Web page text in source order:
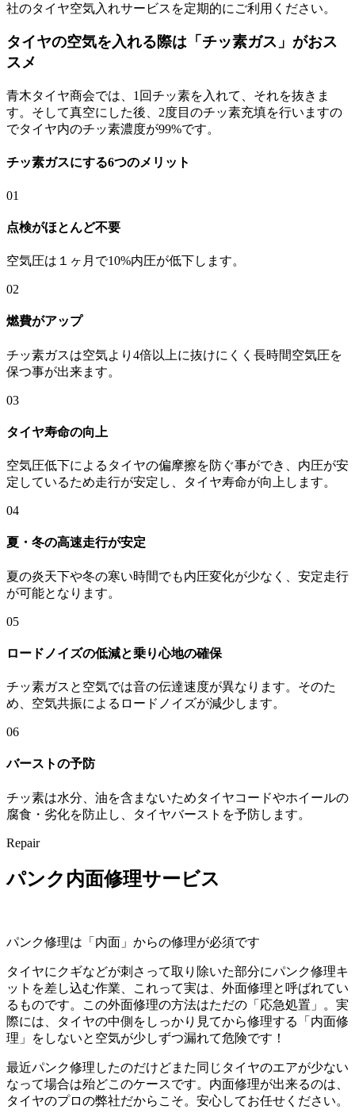
社のタイヤ空気入れサービスを定期的にご利用ください。
タイヤの空気を入れる際は「チッ素ガス」がおス
スメ
青木タイヤ商会では、1回チッ素を入れて、それを抜きま
す。そして真空にした後、2度目のチッ素充填を行いますの
でタイヤ内のチッ素濃度が99%です。
チッ素ガスにする6つのメリット
01
点検がほとんど不要
空気圧は１ヶ月で10%内圧が低下します。
02
燃費がアップ
チッ素ガスは空気より4倍以上に抜けにくく長時間空気圧を
保つ事が出来ます。
03
タイヤ寿命の向上
空気圧低下によるタイヤの偏摩擦を防ぐ事ができ、内圧が安
定しているため走行が安定し、タイヤ寿命が向上します。
04
夏・冬の高速走行が安定
夏の炎天下や冬の寒い時間でも内圧変化が少なく、安定走行
が可能となります。
05
ロードノイズの低減と乗り心地の確保
チッ素ガスと空気では音の伝達速度が異なります。そのた
め、空気共振によるロードノイズが減少します。
06
バーストの予防
チッ素は水分、油を含まないためタイヤコードやホイールの
腐食・劣化を防止し、タイヤバーストを予防します。
Repair
パンク内面修理サービス
パンク修理は「内面」からの修理が必須です
タイヤにクギなどが刺さって取り除いた部分にパンク修理キ
ットを差し込む作業、これって実は、外面修理と呼ばれてい
るものです。この外面修理の方法はただの「応急処置」。実
際には、タイヤの中側をしっかり見てから修理する「内面修
理」をしないと空気が少しずつ漏れて危険です！
最近パンク修理したのだけどまた同じタイヤのエアが少ない
なって場合は殆どこのケースです。内面修理が出来るのは、
タイヤのプロの弊社だからこそ。安心してお任せください。